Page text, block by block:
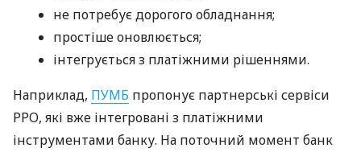
не потребує дорогого обладнання;
простіше оновлюється;
інтегрується з платіжними рішеннями.
Наприклад, ПУМБ пропонує партнерські сервіси
РРО, які вже інтегровані з платіжними
інструментами банку. На поточний момент банк